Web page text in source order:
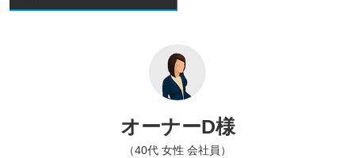
オーナーD様
（40代 女性 会社員）